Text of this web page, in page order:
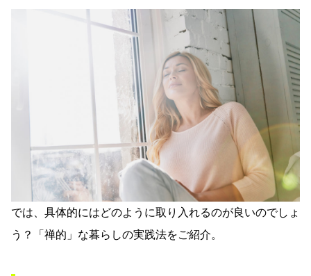
では、具体的にはどのように取り入れるのが良いのでしょ
う？「禅的」な暮らしの実践法をご紹介。